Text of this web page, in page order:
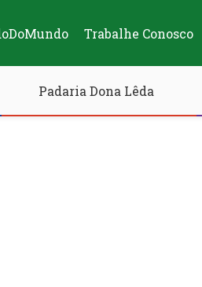
Trabalhe Conosco
Padaria Dona Lêda